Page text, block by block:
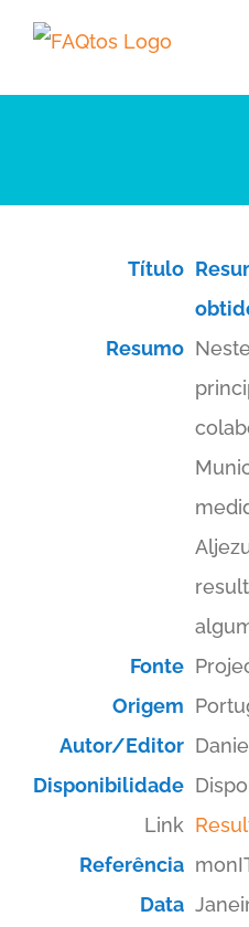
Skip
content
Título
Resumo
Fonte
Origem
Autor/Editor
Disponibilidade
Link
Referência
Data